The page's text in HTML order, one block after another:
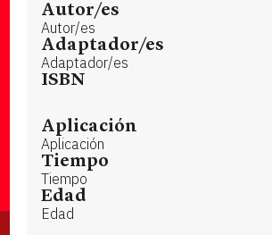
Autor/es
Autor/es
Adaptador/es
Adaptador/es
ISBN
Aplicación
Aplicación
Tiempo
Tiempo
Edad
Edad